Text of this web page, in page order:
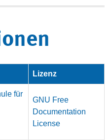
Lizenz
für
GNU Free
Documentation
License